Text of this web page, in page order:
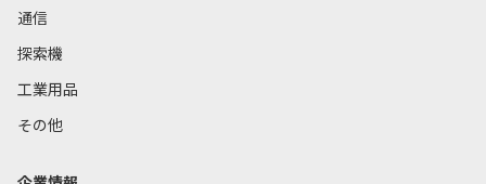
通信
探索機
工業用品
その他